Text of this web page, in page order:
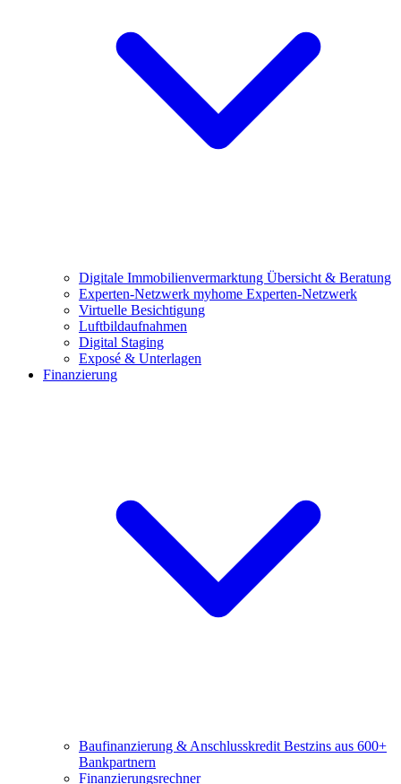
Digitale Immobilienvermarktung Übersicht & Beratung
Experten-Netzwerk myhome Experten-Netzwerk
Virtuelle Besichtigung
Luftbildaufnahmen
Digital Staging
Exposé & Unterlagen
Finanzierung
Baufinanzierung & Anschlusskredit Bestzins aus 600+
Bankpartnern
Finanzierungsrechner